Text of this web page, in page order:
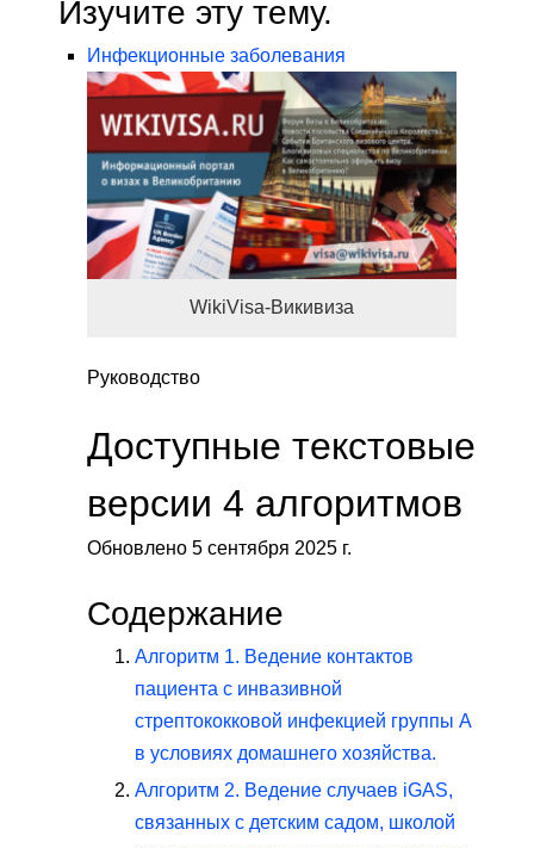
Изучите эту тему.
Инфекционные заболевания
WikiVisa-Викивиза
Руководство
Доступные текстовые
версии 4 алгоритмов
Обновлено 5 сентября 2025 г.
Содержание
Алгоритм 1. Ведение контактов
пациента с инвазивной
стрептококковой инфекцией группы А
в условиях домашнего хозяйства.
Алгоритм 2. Ведение случаев iGAS,
связанных с детским садом, школой